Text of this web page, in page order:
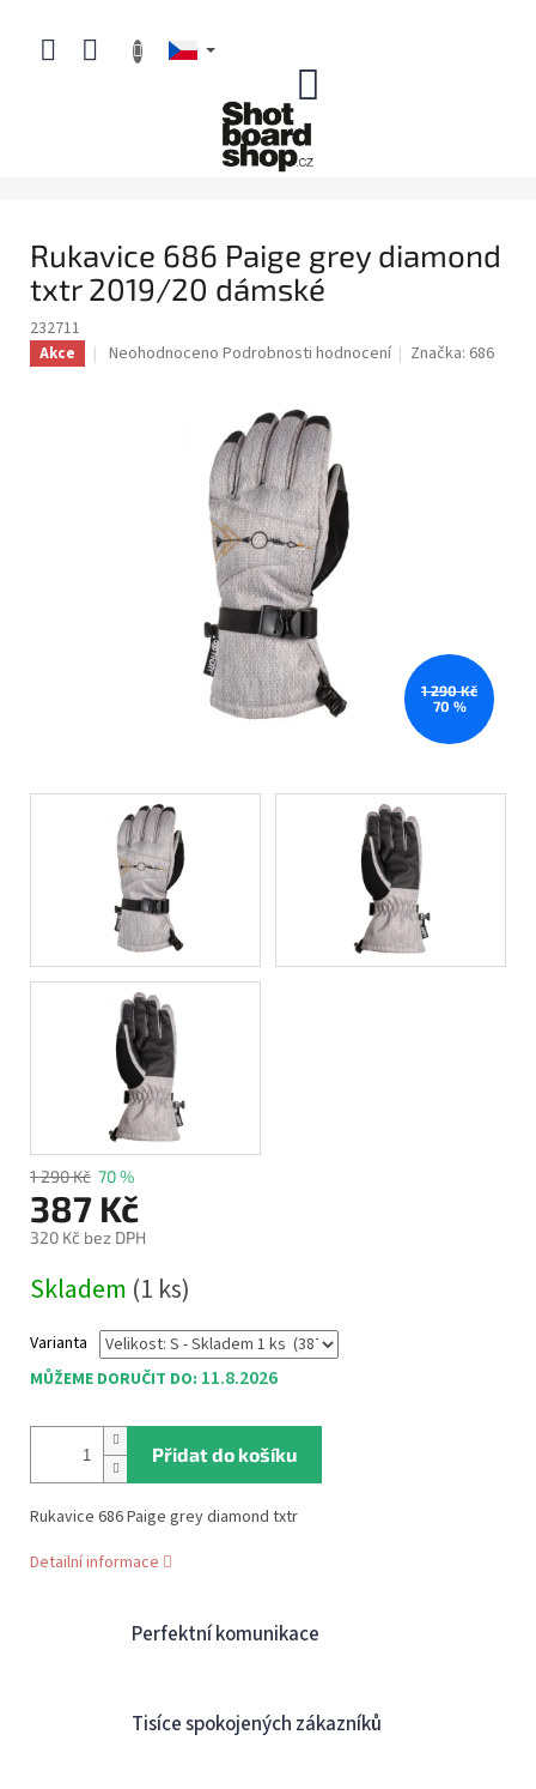
obsah
Rukavice 686 Paige grey diamond
txtr 2019/20 dámské
232711
Akce
Průměrné
Neohodnoceno Podrobnosti hodnocení Značka: 686
1 290 Kč
70 %
1 290 Kč 70 %
387 Kč
320 Kč bez DPH
cena:
Skladem (1 ks)
Varianta
MŮŽEME DORUČIT DO: 11.8.2026
Přidat do košíku
Rukavice 686 Paige grey diamond txtr
Detailní informace
Perfektní komunikace
Tisíce spokojených zákazníků